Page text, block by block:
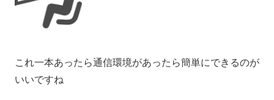
これ一本あったら通信環境があったら簡単にできるのが
いいですね